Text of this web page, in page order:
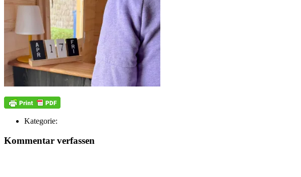
Kategorie:
Kommentar verfassen